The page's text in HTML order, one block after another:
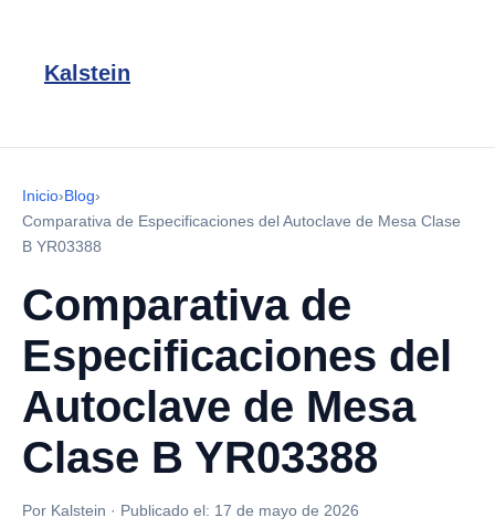
Kalstein
Inicio›Blog›
Comparativa de Especificaciones del Autoclave de Mesa Clase
B YR03388
Comparativa de
Especificaciones del
Autoclave de Mesa
Clase B YR03388
Por Kalstein · Publicado el: 17 de mayo de 2026